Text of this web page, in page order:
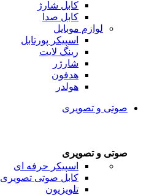
کابل شارژ
کابل صدا
لوازم موبایل
اسپیکر پورتابل
رینگ لایت
شارژر
هدفون
هولدر
صوتی و تصویری
صوتی و تصویری
اسپیکر حرفه ای
کابل صوتی تصویری
تلویزیون